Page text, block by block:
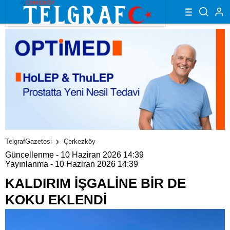
TelgrafGazetesi Çerkezköy
Güncellenme - 10 Haziran 2026 14:39
Yayınlanma - 10 Haziran 2026 14:39
KALDIRIM İŞGALİNE BİR DE
KOKU EKLENDİ